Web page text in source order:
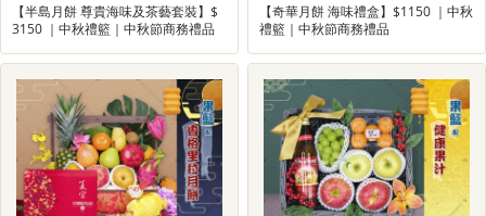
【半島月餅 尊貴海味及茶藝套裝】$
3150 ｜中秋禮籃｜中秋節商務禮品
【奇華月餅 海味禮盒】$1150 ｜中秋
禮籃｜中秋節商務禮品